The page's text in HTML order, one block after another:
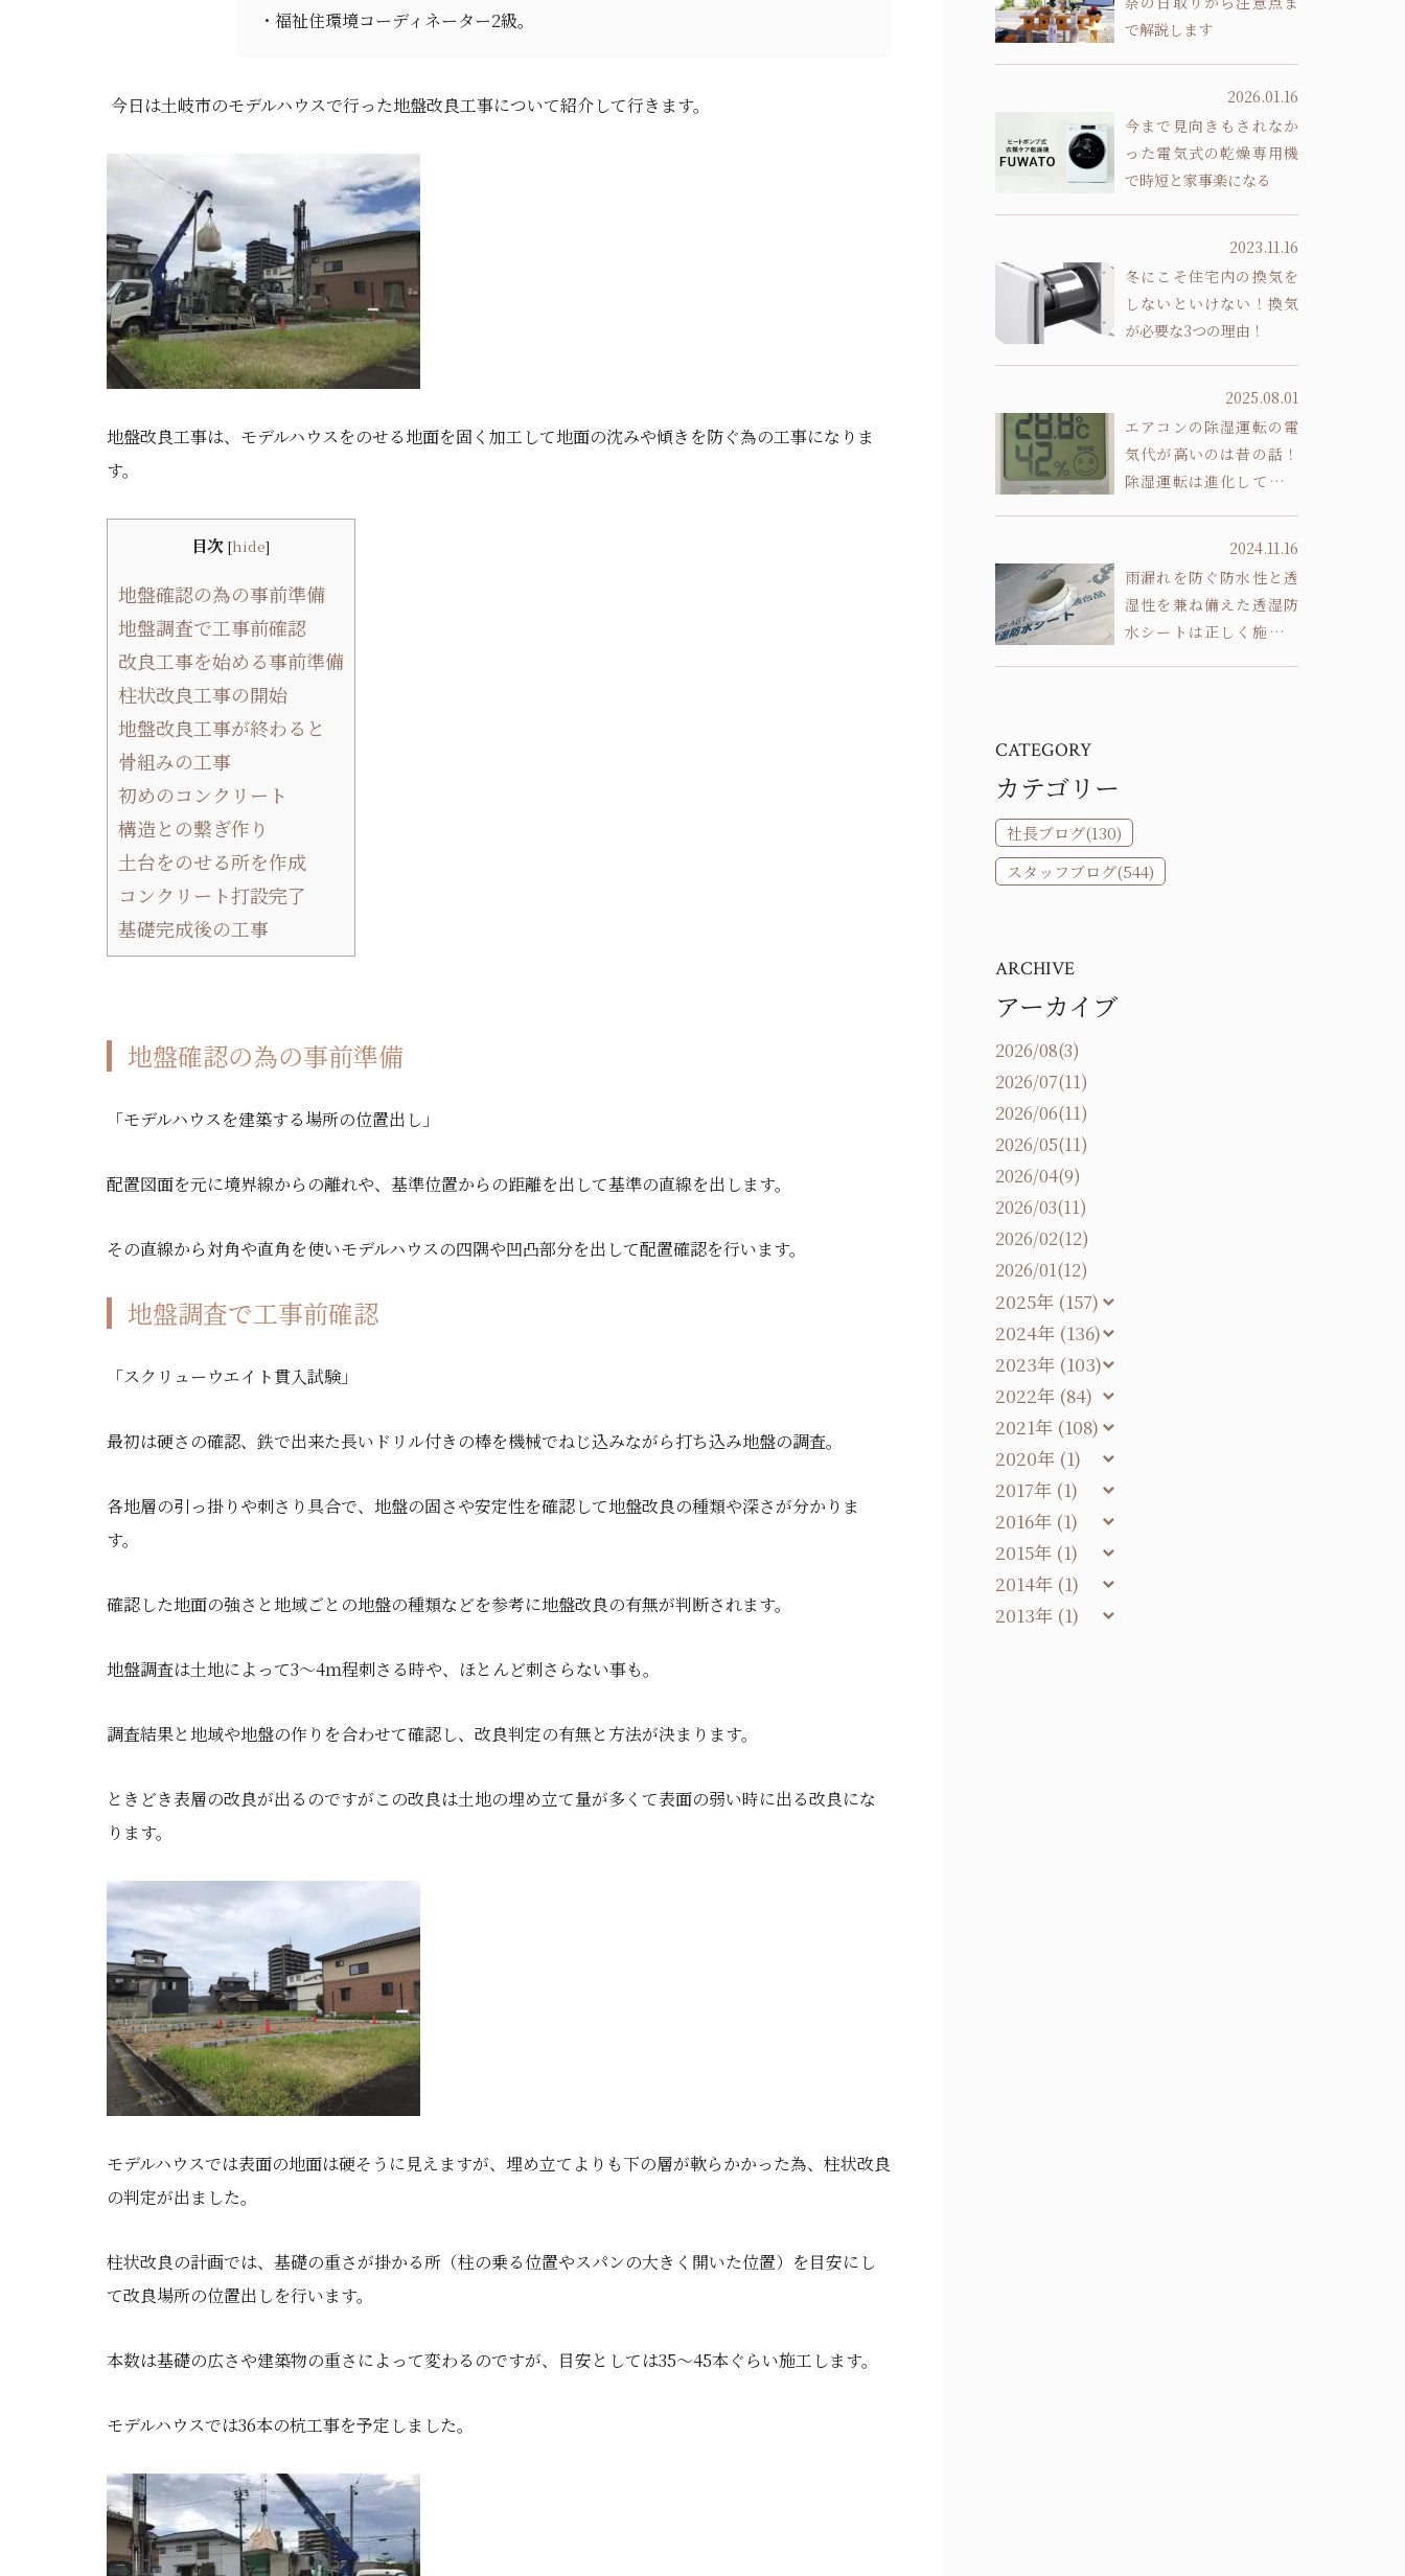
・福祉住環境コーディネーター2級。
今日は土岐市のモデルハウスで行った地盤改良工事について紹介して行きます。
地盤改良工事は、モデルハウスをのせる地面を固く加工して地面の沈みや傾きを防ぐ為の工事になりま
す。
目次 [hide]
地盤確認の為の事前準備
地盤調査で工事前確認
改良工事を始める事前準備
柱状改良工事の開始
地盤改良工事が終わると
骨組みの工事
初めのコンクリート
構造との繋ぎ作り
土台をのせる所を作成
コンクリート打設完了
基礎完成後の工事
地盤確認の為の事前準備
「モデルハウスを建築する場所の位置出し」
配置図面を元に境界線からの離れや、基準位置からの距離を出して基準の直線を出します。
その直線から対角や直角を使いモデルハウスの四隅や凹凸部分を出して配置確認を行います。
地盤調査で工事前確認
「スクリューウエイト貫入試験」
最初は硬さの確認、鉄で出来た長いドリル付きの棒を機械でねじ込みながら打ち込み地盤の調査。
各地層の引っ掛りや刺さり具合で、地盤の固さや安定性を確認して地盤改良の種類や深さが分かりま
す。
確認した地面の強さと地域ごとの地盤の種類などを参考に地盤改良の有無が判断されます。
地盤調査は土地によって3～4ｍ程刺さる時や、ほとんど刺さらない事も。
調査結果と地域や地盤の作りを合わせて確認し、改良判定の有無と方法が決まります。
ときどき表層の改良が出るのですがこの改良は土地の埋め立て量が多くて表面の弱い時に出る改良にな
ります。
モデルハウスでは表面の地面は硬そうに見えますが、埋め立てよりも下の層が軟らかかった為、柱状改良
の判定が出ました。
柱状改良の計画では、基礎の重さが掛かる所（柱の乗る位置やスパンの大きく開いた位置）を目安にし
て改良場所の位置出しを行います。
本数は基礎の広さや建築物の重さによって変わるのですが、目安としては35～45本ぐらい施工します。
モデルハウスでは36本の杭工事を予定しました。
で解説します
2026.01.16
今まで見向きもされなか
った電気式の乾燥専用機
で時短と家事楽になる
2023.11.16
冬にこそ住宅内の換気を
しないといけない！換気
が必要な3つの理由！
2025.08.01
エアコンの除湿運転の電
気代が高いのは昔の話！
除湿運転は進化していま
2024.11.16
雨漏れを防ぐ防水性と透
湿性を兼ね備えた透湿防
水シートは正しく施工し
CATEGORY
カテゴリー
社長ブログ(130)
スタッフブログ(544)
ARCHIVE
アーカイブ
2026/08(3)
2026/07(11)
2026/06(11)
2026/05(11)
2026/04(9)
2026/03(11)
2026/02(12)
2026/01(12)
2025年 (157)
2024年 (136)
2023年 (103)
2022年 (84)
2021年 (108)
2020年 (1)
2017年 (1)
2016年 (1)
2015年 (1)
2014年 (1)
2013年 (1)